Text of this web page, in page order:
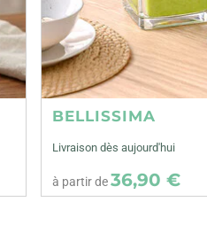
BELLISSIMA
Livraison dès aujourd'hui
à partir de36,90 €